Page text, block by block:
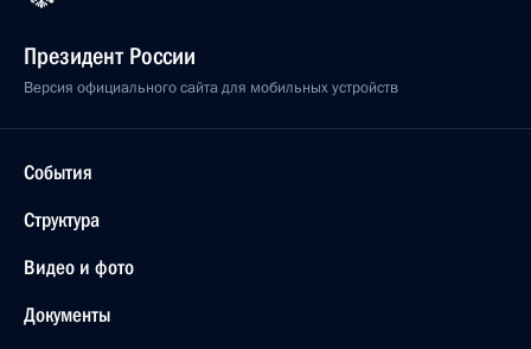
Президент России
Версия официального сайта для мобильных устройств
События
Структура
Видео и фото
Документы